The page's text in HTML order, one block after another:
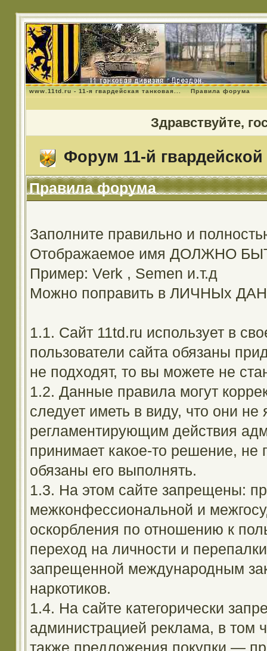
www.11td.ru - 11-я гвардейская танковая... Правила форума
Здравствуйте,
Форум 11-й гвардейской
Правила форума
Заполните правильно и
Отображаемое имя ДОЛЖНО
Пример: Verk , Semen и.т.д
Можно поправить в ЛИЧНЫх
1.1. Сайт 11td.ru использует в
пользователи сайта обязаны
не подходят, то вы можете не
1.2. Данные правила могут
следует иметь в виду, что они
регламентирующим действия
принимает какое-то решение, не
обязаны его выполнять.
1.3. На этом сайте запрещены:
межконфессиональной и
оскорбления по отношению к
переход на личности и
запрещенной международным
наркотиков.
1.4. На сайте категорически
администрацией реклама, в том
также предложения покупки —